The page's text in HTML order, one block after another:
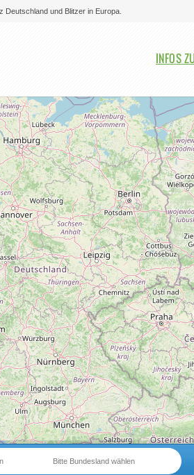
Deutschland und Blitzer in Europa.
Bitte auswählen
INFOS
Bitte Bundesland wählen